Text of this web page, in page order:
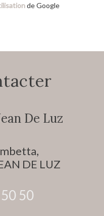
de Google
De Luz
DE LUZ
50